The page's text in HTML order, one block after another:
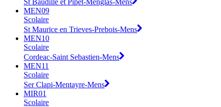
St Baudille et Pipet-Menglas-Mens
MEN09
Scolaire
St Maurice en Trieves-Prebois-Mens
MEN10
Scolaire
Cordeac-Saint Sebastien-Mens
MEN11
Scolaire
Ser Clapi-Mentayre-Mens
MIR01
Scolaire